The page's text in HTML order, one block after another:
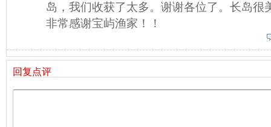
岛，我们收获了太多。谢谢各位了。长岛很
非常感谢宝屿渔家！！
回复点评